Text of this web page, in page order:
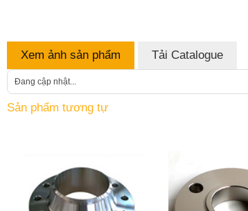
Xem ảnh sản phẩm Tải Catalogue
Đang cập nhật...
Sản phẩm tương tự